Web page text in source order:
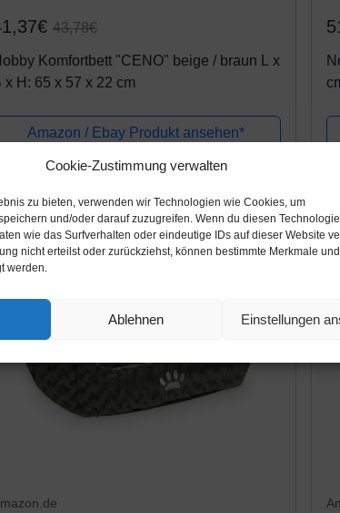
Cookie-Zustimmung verwalten
zu bieten, verwenden wir Technologien wie Cookies, um
und/oder darauf zuzugreifen. Wenn du diesen
wie das Surfverhalten oder eindeutige IDs auf dieser Website
nicht erteilst oder zurückziehst, können bestimmte Merkmale und
werden.
Ablehnen Einstellungen
43,78€
Komfortbett "CENO" beige / braun L x
x H: 65 x 57 x 22 cm
Amazon / Ebay Produkt ansehen*